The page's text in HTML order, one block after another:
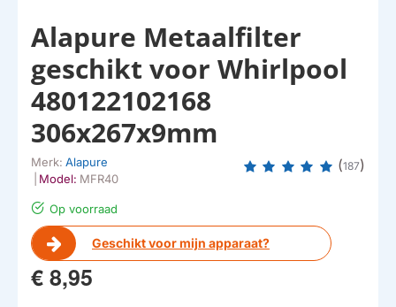
Op voorraad
Geschikt voor mijn apparaat?
Alapure Metaalfilter
geschikt voor Whirlpool
480122102168
306x267x9mm
Merk: Alapure
Model: MFR40
(187)
€ 8,95